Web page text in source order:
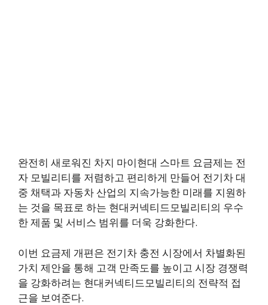
완전히 새로워진 차지 마이현대 스마트 요금제는 전
자 모빌리티를 저렴하고 편리하게 만들어 전기차 대
중 채택과 자동차 산업의 지속가능한 미래를 지원하
는 것을 목표로 하는 현대커넥티드모빌리티의 우수
한 제품 및 서비스 범위를 더욱 강화한다.
이번 요금제 개편은 전기차 충전 시장에서 차별화된
가치 제안을 통해 고객 만족도를 높이고 시장 경쟁력
을 강화하려는 현대커넥티드모빌리티의 전략적 접
근을 보여준다.